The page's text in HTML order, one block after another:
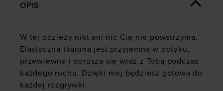
OPIS
W tej odzieży nikt ani nic Cię nie powstrzyma.
Elastyczna tkanina jest przyjemna w dotyku,
przewiewna i porusza się wraz z Tobą podczas
każdego ruchu. Dzięki niej będziesz gotowa do
każdej rozgrywki.